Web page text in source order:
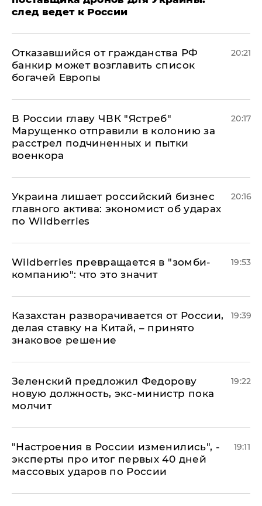
след ведет к России
Отказавшийся от гражданства РФ
банкир может возглавить список
богачей Европы
20:21
В России главу ЧВК "Ястреб"
Марущенко отправили в колонию за
расстрел подчиненных и пытки
военкора
20:17
​Украина лишает российский бизнес
главного актива: экономист об ударах
по Wildberries
20:16
Wildberries превращается в "зомби-
компанию": что это значит
19:53
Казахстан разворачивается от России,
делая ставку на Китай, – принято
знаковое решение
19:39
Зеленский предложил Федорову
новую должность, экс-министр пока
молчит
19:22
"Настроения в России изменились", -
эксперты про итог первых 40 дней
массовых ударов по России
19:11